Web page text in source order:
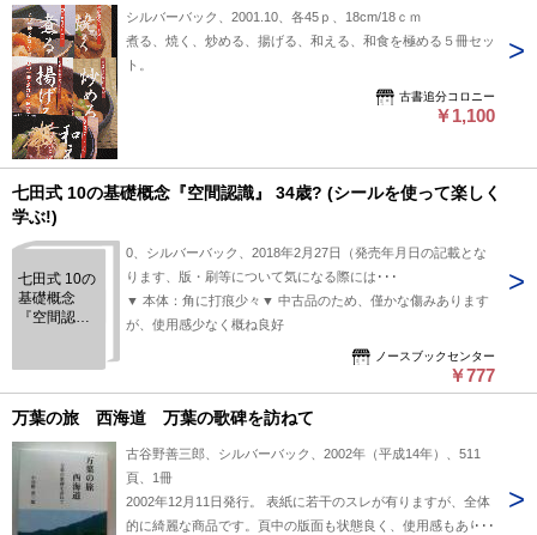
シルバーバック、2001.10、各45ｐ、18cm/18ｃｍ
煮る、焼く、炒める、揚げる、和える、和食を極める５冊セッ
ト。
古書追分コロニー
￥1,100
七田式 10の基礎概念『空間認識』 34歳? (シールを使って楽しく
学ぶ!)
七田式 10の
基礎概念
『空間認
って楽しく
学ぶ!)
0、シルバーバック、2018年2月27日（発売年月日の記載とな
ります、版・刷等について気になる際には･･･
▼ 本体：角に打痕少々▼ 中古品のため、僅かな傷みあります
が、使用感少なく概ね良好
ノースブックセンター
￥777
万葉の旅 西海道 万葉の歌碑を訪ねて
古谷野善三郎、シルバーバック、2002年（平成14年）、511
頁、1冊
2002年12月11日発行。 表紙に若干のスレが有りますが、全体
的に綺麗な商品です。頁中の版面も状態良く、使用感もありま